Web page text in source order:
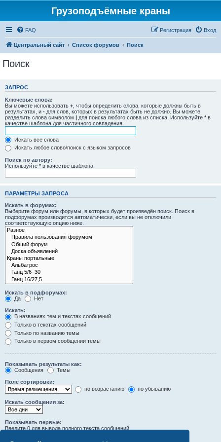
Грузоподъёмные краны
FAQ Вход
Регистрация
Центральный сайт Список форумов Поиск
Поиск
ЗАПРОС
Ключевые слова:
Вы можете использовать + , чтобы определить слова, которые должны быть в
результатах, и - для слов, которых в результатах быть не должно. Вы можете
разделить слова символом | для поиска любого слова из списка. Используйте * в
качестве шаблона для частичного совпадения.
Искать все слова
Искать любое слово/поиск с языком запросов
Поиск по автору:
Используйте * в качестве шаблона.
ПАРАМЕТРЫ ЗАПРОСА
Искать в форумах:
Выберите форум или форумы, в которых будет произведён поиск. Поиск в
подфорумах производится автоматически, если вы не отключили
соответствующую опцию ниже.
Искать в подфорумах:
Да
Нет
Искать:
В названиях тем и текстах сообщений
Только в текстах сообщений
Только по названию темы
Только в первом сообщении темы
Показывать результаты как:
Сообщения
Темы
Поле сортировки:
по возрастанию
по убыванию
Искать сообщения за:
Показывать первые:
Введите 0 для вывода полного текста сообщений.